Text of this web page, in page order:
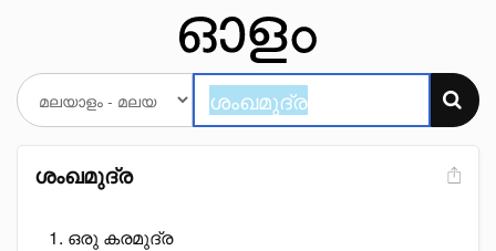
ശംഖമുദ്ര
ഒരു കരമുദ്ര